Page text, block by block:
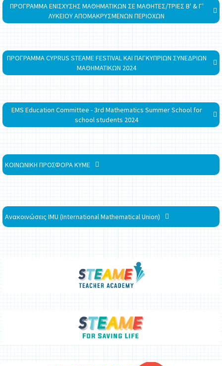
ΠΡΟΓΡΑΜΜΑ ΕΝΙΣΧΥΣΗΣ ΜΑΘΗΜΑΤΙΚΩΝ ΣΕ ΜΑΘΗΤΕΣ/ΤΡΙΕΣ Β' & Γ'
ΛΥΚΕΙΟΥ ΑΠΟΜΑΚΡΥΣΜΕΝΩΝ ΠΕΡΙΟΧΩΝ
ΠΡΟΓΡΑΜΜΑ CYPRUS STEAME FESTIVAL ΚΑΙ ΠΑΓΚΥΠΡΙΩΝ ΣΥΝΕΔΡΙΩΝ
ΜΑΘΗΜΑΤΙΚΩΝ 2024
EMS Education Committee - 3rd Mathematics Summer School for
school students 2024
ΚΟΙΝΩΝΙΚΗ ΠΡΟΣΦΟΡΑ ΚΥΜΕ
Ανακοινώσεις IMU (International Mathematical Union)